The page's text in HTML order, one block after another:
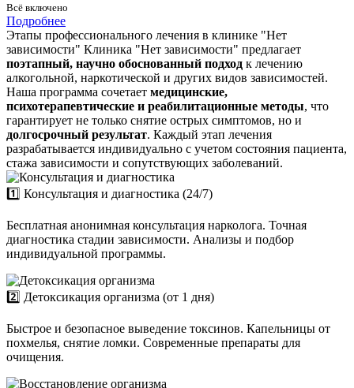
Всё включено
Подробнее
Этапы профессионального лечения в клинике "Нет
зависимости" Клиника "Нет зависимости" предлагает
поэтапный, научно обоснованный подход к лечению
алкогольной, наркотической и других видов зависимостей.
Наша программа сочетает медицинские,
психотерапевтические и реабилитационные методы, что
гарантирует не только снятие острых симптомов, но и
долгосрочный результат. Каждый этап лечения
разрабатывается индивидуально с учетом состояния пациента,
стажа зависимости и сопутствующих заболеваний.
1️⃣ Консультация и диагностика (24/7)
Бесплатная анонимная консультация нарколога. Точная
диагностика стадии зависимости. Анализы и подбор
индивидуальной программы.
2️⃣ Детоксикация организма (от 1 дня)
Быстрое и безопасное выведение токсинов. Капельницы от
похмелья, снятие ломки. Современные препараты для
очищения.